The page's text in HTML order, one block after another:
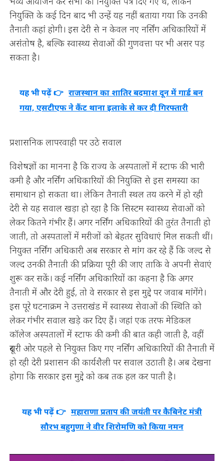
नियुक्ति के कई दिन बाद भी उन्हें यह नहीं बताया गया कि उनकी
तैनाती कहां होगी। इस देरी से न केवल नए नर्सिंग अधिकारियों में
असंतोष है, बल्कि स्वास्थ्य सेवाओं की गुणवत्ता पर भी असर पड़
सकता है।
यह भी पढ़ें 👉 राजस्थान का शातिर बदमाश दून में गार्ड बन
गया, एसटीएफ ने कैंट थाना इलाके से कर दी गिरफ्तारी
प्रशासनिक लापरवाही पर उठे सवाल
विशेषज्ञों का मानना है कि राज्य के अस्पतालों में स्टाफ की भारी
कमी है और नर्सिंग अधिकारियों की नियुक्ति से इस समस्या का
समाधान हो सकता था। लेकिन तैनाती स्थल तय करने में हो रही
देरी से यह सवाल खड़ा हो रहा है कि सिस्टम स्वास्थ्य सेवाओं को
लेकर कितने गंभीर हैं। अगर नर्सिंग अधिकारियों की तुरंत तैनाती हो
जाती, तो अस्पतालों में मरीजों को बेहतर सुविधाएं मिल सकती थीं।
नियुक्त नर्सिंग अधिकारी अब सरकार से मांग कर रहे हैं कि जल्द से
जल्द उनकी तैनाती की प्रक्रिया पूरी की जाए ताकि वे अपनी सेवाएं
शुरू कर सकें। कई नर्सिंग अधिकारियों का कहना है कि अगर
तैनाती में और देरी हुई, तो वे सरकार से इस मुद्दे पर जवाब मांगेंगे।
इस पूरे घटनाक्रम ने उत्तराखंड में स्वास्थ्य सेवाओं की स्थिति को
लेकर गंभीर सवाल खड़े कर दिए हैं। जहां एक तरफ मेडिकल
कॉलेज अस्पतालों में स्टाफ की कमी की बात कही जाती है, वहीं
दूसरी ओर पहले से नियुक्त किए गए नर्सिंग अधिकारियों की तैनाती में
हो रही देरी प्रशासन की कार्यशैली पर सवाल उठाती है। अब देखना
होगा कि सरकार इस मुद्दे को कब तक हल कर पाती है।
यह भी पढ़ें 👉 महाराणा प्रताप की जयंती पर कैबिनेट मंत्री
सौरभ बहुगुणा ने वीर शिरोमणि को किया नमन